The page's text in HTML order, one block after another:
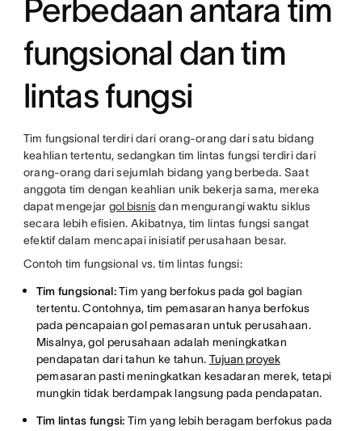
Perbedaan antara tim
fungsional dan tim
lintas fungsi
Tim fungsional terdiri dari orang-orang dari satu bidang
keahlian tertentu, sedangkan tim lintas fungsi terdiri dari
orang-orang dari sejumlah bidang yang berbeda. Saat
anggota tim dengan keahlian unik bekerja sama, mereka
dapat mengejar gol bisnisdan mengurangi waktu siklus
secara lebih efisien. Akibatnya, tim lintas fungsi sangat
efektif dalam mencapai inisiatif perusahaan besar.
Contoh tim fungsional vs. tim lintas fungsi:
Tim fungsional:Tim yang berfokus pada gol bagian
tertentu. Contohnya, tim pemasaran hanya berfokus
pada pencapaian gol pemasaran untuk perusahaan.
Misalnya, gol perusahaan adalah meningkatkan
pendapatan dari tahun ke tahun. Tujuan proyek
pemasaran pasti meningkatkan kesadaran merek, tetapi
mungkin tidak berdampak langsung pada pendapatan.
Tim lintas fungsi: Tim yang lebih beragam berfokus pada